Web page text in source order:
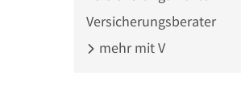
Versicherungsberater
mehr mit V